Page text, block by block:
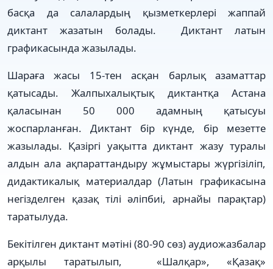
басқа да салалардың қызметкерлері жаппай
диктант жазатын болады. Диктант латын
графикасында жазылады.
Шараға жасы 15-тен асқан барлық азаматтар
қатысады. Жалпыхалықтық диктантқа Астана
қаласынан 50 000 адамның қатысуы
жоспарланған. Диктант бір күнде, бір мезетте
жазылады. Қазіргі уақытта диктант жазу туралы
алдын ала ақпараттандыру жұмыстары жүргізіліп,
дидактикалық материалдар (Латын графикасына
негізделген қазақ тілі әліпбиі, арнайы парақтар)
таратылуда.
Бекітілген диктант мәтіні (80-90 сөз) аудиожазбалар
арқылы таратылып, «Шалқар», «Қазақ»